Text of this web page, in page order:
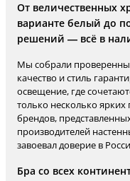
От величественных
варианте белый до
решений — всё в
Мы собрали
качество и стиль
освещение, где
только несколько ярких
брендов,
производителей
завоевал доверие в
Бра со всех